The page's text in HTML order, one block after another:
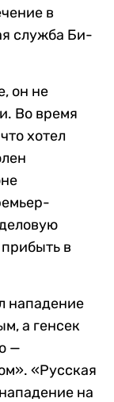
в
служба Би-
он не
Во время
хотел
в
нападение
а генсек
—
«Русская
на